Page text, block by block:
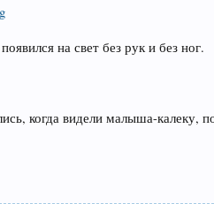
на свет без рук и без ног.
когда видели малыша-калеку,